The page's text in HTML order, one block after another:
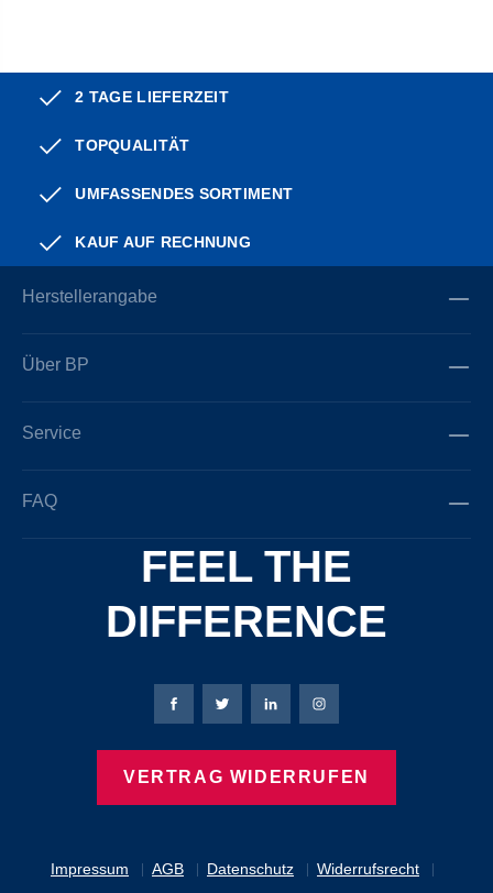
2 TAGE LIEFERZEIT
TOPQUALITÄT
UMFASSENDES SORTIMENT
KAUF AUF RECHNUNG
Herstellerangabe
Über BP
Service
FAQ
FEEL THE
DIFFERENCE
Impressum AGB Datenschutz Widerrufsrecht
Bierbaum-Proenen Facebook-Seite
Bierbaum-Proenen Twitter Seite
Bierbaum-Proenen LinkedIn
Bierbaum-Proenen
VERTRAG WIDERRUFEN